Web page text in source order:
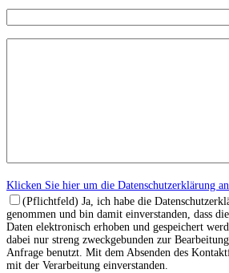
Klicken Sie hier um die Datenschutzerklärung
(Pflichtfeld) Ja, ich habe die
genommen und bin damit einverstanden, dass
Daten elektronisch erhoben und gespeichert
dabei nur streng zweckgebunden zur
Anfrage benutzt. Mit dem Absenden des
mit der Verarbeitung einverstanden.